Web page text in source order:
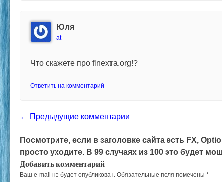
Юля
at
Что скажете про finextra.org!?
Ответить на комментарий
Comment navigation
← Предыдущие комментарии
Посмотрите, если в заголовке сайта есть FX,
просто уходите. В 99 случаях из 100 это будет
Добавить комментарий
Ваш e-mail не будет опубликован. Обязательные поля помечены *